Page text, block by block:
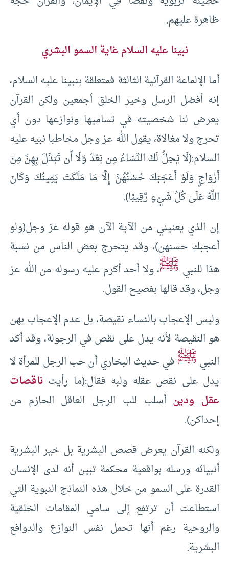
ظاهرة عليهم.
نبينا عليه السلام غاية السمو البشري
أما الإلماعة القرآنية الثالثة فمتعلقة بنبينا عليه السلام،
إنه أفضل الرسل وخير الخلق أجمعين ولكن القرآن
يعرض لنا شخصيته في تساميها ونوازعها دون أي
تحرج ولا مغالاة، يقول الله عز وجل مخاطبا نبيه عليه
السلام:(لَا يَحِلُّ لَكَ النِّسَاءُ مِن بَعْدُ وَلَا أَن تَبَدَّلَ بِهِنَّ مِنْ
أَزْوَاجٍ وَلَوْ أَعْجَبَكَ حُسْنُهُنَّ إِلَّا مَا مَلَكَتْ يَمِينُكَ وَكَانَ
اللَّهُ عَلَىٰ كُلِّ شَيْءٍ رَّقِيبًا).
إن الذي يعنيني من الآية الآن هو قوله عز وجل(ولو
أعجبك حسنهن)، وقد يتحرج بعض الناس من نسبة
هذا للنبي ﷺ، ولا أحد أكرم عليه رسوله من الله عز
وجل، وقد قالها بفصيح القول.
وليس الإعجاب بالنساء نقيصة، بل عدم الإعجاب بهن
هو النقيصة لأنه يدل على نقص في الرجولة، وقد أكد
النبيﷺفي حديث البخاري أن حب الرجل للمرأة لا
يدل على نقص عقله ولبه فقال:(ما رأيت ناقصات
عقل ودين أسلب للب الرجل العاقل الحازم من
إحداكن).
ولكنه القرآن يعرض قصص البشرية بل خير البشرية
أنبيائه ورسله بواقعية محكمة تبين أنه لدى الإنسان
القدرة على السمو من خلال هذه النماذج النبوية التي
استطاعت أن ترتفع إلى سامي المقامات الخلقية
والروحية رغم أنها تحمل نفس النوازع والدوافع
البشرية.